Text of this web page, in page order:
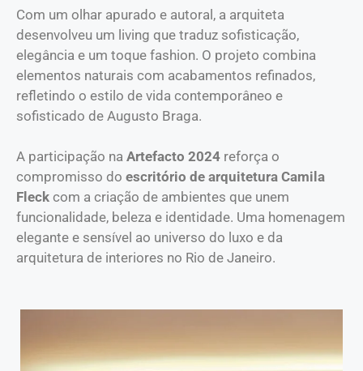
Com um olhar apurado e autoral, a arquiteta
desenvolveu um living que traduz sofisticação,
elegância e um toque fashion. O projeto combina
elementos naturais com acabamentos refinados,
refletindo o estilo de vida contemporâneo e
sofisticado de Augusto Braga.
A participação na Artefacto 2024 reforça o
compromisso do escritório de arquitetura Camila
Fleck com a criação de ambientes que unem
funcionalidade, beleza e identidade. Uma homenagem
elegante e sensível ao universo do luxo e da
arquitetura de interiores no Rio de Janeiro.